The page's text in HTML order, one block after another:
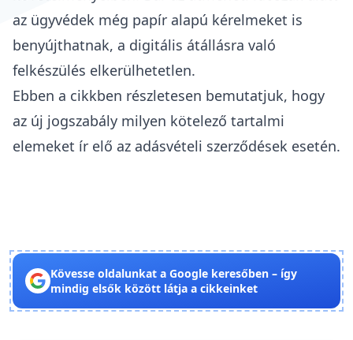
az ügyvédek még papír alapú kérelmeket is
benyújthatnak, a digitális átállásra való
felkészülés elkerülhetetlen.
Ebben a cikkben részletesen bemutatjuk, hogy
az új jogszabály milyen kötelező tartalmi
elemeket ír elő az adásvételi szerződések esetén.
Kövesse oldalunkat a Google keresőben – így
mindig elsők között látja a cikkeinket